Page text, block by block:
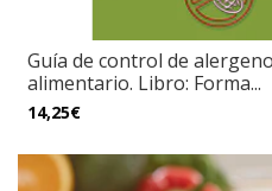
Guía de control de
alimentario. Libro: Forma...
14,25€